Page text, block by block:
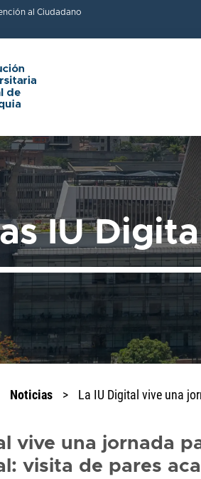
al Ciudadano
IU
Noticias > La IU Digital vive una
vive una jornada
visita de pares